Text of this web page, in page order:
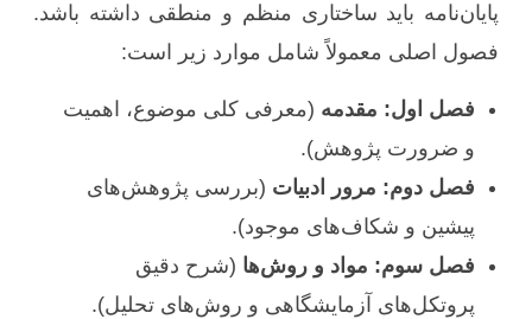
پایان‌نامه باید ساختاری منظم و منطقی داشته باشد.
فصول اصلی معمولاً شامل موارد زیر است:
فصل اول: مقدمه (معرفی کلی موضوع، اهمیت
و ضرورت پژوهش).
فصل دوم: مرور ادبیات (بررسی پژوهش‌های
پیشین و شکاف‌های موجود).
فصل سوم: مواد و روش‌ها (شرح دقیق
پروتکل‌های آزمایشگاهی و روش‌های تحلیل).